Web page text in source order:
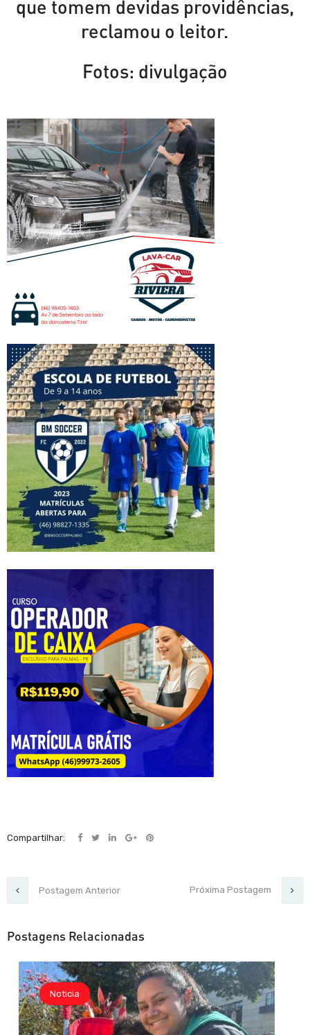
que tomem devidas providências,
reclamou o leitor.
Fotos: divulgação
Compartilhar:
Postagem Anterior Próxima Postagem
Postagens Relacionadas
Noticia